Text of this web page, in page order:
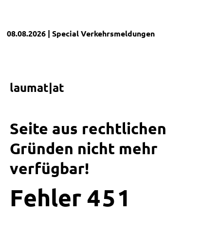
08.08.2026 | SpecialVerkehrsmeldungen
laumat|at
Seite aus rechtlichen
Gründen nicht mehr
verfügbar!
Fehler 4 5 1